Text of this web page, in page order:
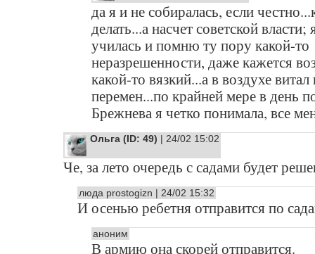
да я и не собиралась, если
делать...а насчет советской
училась и помню ту пору какой-то
неразрешенности, даже кажется
какой-то вязкий...а в воздухе витал
перемен...по крайней мере в день
Брежнева я четко понимала, все
Ольга (ID: 49) | 24/02 15:02
Че, за лето очередь с садами будет
люда prostogizn | 24/02 15:32
И осенью ребетня отправится по
аноним
В армию она скорей отправится.